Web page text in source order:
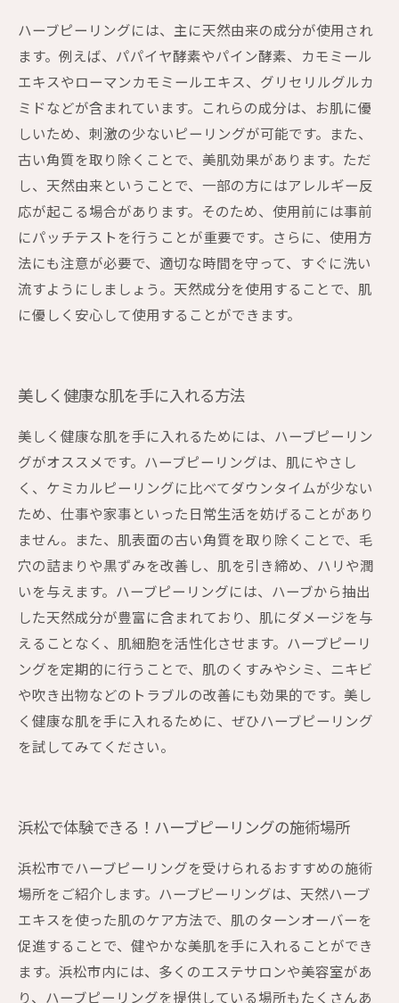
ハーブピーリングには、主に天然由来の成分が使用され
ます。例えば、パパイヤ酵素やパイン酵素、カモミール
エキスやローマンカモミールエキス、グリセリルグルカ
ミドなどが含まれています。これらの成分は、お肌に優
しいため、刺激の少ないピーリングが可能です。また、
古い角質を取り除くことで、美肌効果があります。ただ
し、天然由来ということで、一部の方にはアレルギー反
応が起こる場合があります。そのため、使用前には事前
にパッチテストを行うことが重要です。さらに、使用方
法にも注意が必要で、適切な時間を守って、すぐに洗い
流すようにしましょう。天然成分を使用することで、肌
に優しく安心して使用することができます。
美しく健康な肌を手に入れる方法
美しく健康な肌を手に入れるためには、ハーブピーリン
グがオススメです。ハーブピーリングは、肌にやさし
く、ケミカルピーリングに比べてダウンタイムが少ない
ため、仕事や家事といった日常生活を妨げることがあり
ません。また、肌表面の古い角質を取り除くことで、毛
穴の詰まりや黒ずみを改善し、肌を引き締め、ハリや潤
いを与えます。ハーブピーリングには、ハーブから抽出
した天然成分が豊富に含まれており、肌にダメージを与
えることなく、肌細胞を活性化させます。ハーブピーリ
ングを定期的に行うことで、肌のくすみやシミ、ニキビ
や吹き出物などのトラブルの改善にも効果的です。美し
く健康な肌を手に入れるために、ぜひハーブピーリング
を試してみてください。
浜松で体験できる！ハーブピーリングの施術場所
浜松市でハーブピーリングを受けられるおすすめの施術
場所をご紹介します。ハーブピーリングは、天然ハーブ
エキスを使った肌のケア方法で、肌のターンオーバーを
促進することで、健やかな美肌を手に入れることができ
ます。浜松市内には、多くのエステサロンや美容室があ
り、ハーブピーリングを提供している場所もたくさんあ